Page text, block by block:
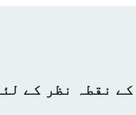
نقطہ نظر کے